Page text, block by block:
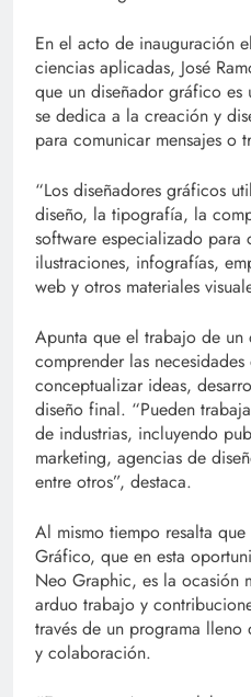
En el acto de inauguración
ciencias aplicadas, José
que un diseñador gráfico
se dedica a la creación y
para comunicar mensajes o
“Los diseñadores gráficos
diseño, la tipografía, la
software especializado
ilustraciones, infografías,
web y otros materiales
Apunta que el trabajo de
comprender las
conceptualizar ideas,
diseño final. “Pueden
de industrias, incluyendo
marketing, agencias de
entre otros”, destaca.
Al mismo tiempo resalta
Gráfico, que en esta
Neo Graphic, es la ocasión
arduo trabajo y
través de un programa
y colaboración.